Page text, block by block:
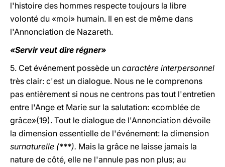
l'histoire des hommes respecte toujours la libre
volonté du «moi» humain. Il en est de même dans
l'Annonciation de Nazareth.
«Servir veut dire régner»
5. Cet événement possède un caractère interpersonnel
très clair: c'est un dialogue. Nous ne le comprenons
pas entièrement si nous ne centrons pas tout l'entretien
entre l'Ange et Marie sur la salutation: «comblée de
grâce»(19). Tout le dialogue de l'Annonciation dévoile
la dimension essentielle de l'événement: la dimension
surnaturelle (***). Mais la grâce ne laisse jamais la
nature de côté, elle ne l'annule pas non plus; au